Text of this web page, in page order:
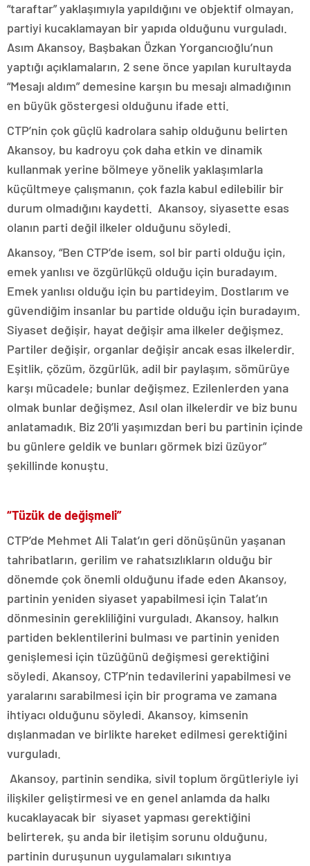
“taraftar” yaklaşımıyla yapıldığını ve objektif olmayan,
partiyi kucaklamayan bir yapıda olduğunu vurguladı.
Asım Akansoy, Başbakan Özkan Yorgancıoğlu’nun
yaptığı açıklamaların, 2 sene önce yapılan kurultayda
“Mesajı aldım” demesine karşın bu mesajı almadığının
en büyük göstergesi olduğunu ifade etti.
CTP’nin çok güçlü kadrolara sahip olduğunu belirten
Akansoy, bu kadroyu çok daha etkin ve dinamik
kullanmak yerine bölmeye yönelik yaklaşımlarla
küçültmeye çalışmanın, çok fazla kabul edilebilir bir
durum olmadığını kaydetti. Akansoy, siyasette esas
olanın parti değil ilkeler olduğunu söyledi.
Akansoy, “Ben CTP’de isem, sol bir parti olduğu için,
emek yanlısı ve özgürlükçü olduğu için buradayım.
Emek yanlısı olduğu için bu partideyim. Dostlarım ve
güvendiğim insanlar bu partide olduğu için buradayım.
Siyaset değişir, hayat değişir ama ilkeler değişmez.
Partiler değişir, organlar değişir ancak esas ilkelerdir.
Eşitlik, çözüm, özgürlük, adil bir paylaşım, sömürüye
karşı mücadele; bunlar değişmez. Ezilenlerden yana
olmak bunlar değişmez. Asıl olan ilkelerdir ve biz bunu
anlatamadık. Biz 20’li yaşımızdan beri bu partinin içinde
bu günlere geldik ve bunları görmek bizi üzüyor”
şekillinde konuştu.
“Tüzük de değişmeli”
CTP’de Mehmet Ali Talat’ın geri dönüşünün yaşanan
tahribatların, gerilim ve rahatsızlıkların olduğu bir
dönemde çok önemli olduğunu ifade eden Akansoy,
partinin yeniden siyaset yapabilmesi için Talat’ın
dönmesinin gerekliliğini vurguladı. Akansoy, halkın
partiden beklentilerini bulması ve partinin yeniden
genişlemesi için tüzüğünü değişmesi gerektiğini
söyledi. Akansoy, CTP’nin tedavilerini yapabilmesi ve
yaralarını sarabilmesi için bir programa ve zamana
ihtiyacı olduğunu söyledi. Akansoy, kimsenin
dışlanmadan ve birlikte hareket edilmesi gerektiğini
vurguladı.
Akansoy, partinin sendika, sivil toplum örgütleriyle iyi
ilişkiler geliştirmesi ve en genel anlamda da halkı
kucaklayacak bir siyaset yapması gerektiğini
belirterek, şu anda bir iletişim sorunu olduğunu,
partinin duruşunun uygulamaları sıkıntıya